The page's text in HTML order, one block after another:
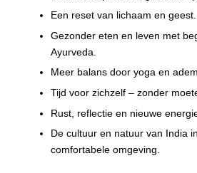
Een reset van lichaam en geest.
Gezonder eten en leven met
Ayurveda.
Meer balans door yoga en
Tijd voor zichzelf – zonder
Rust, reflectie en nieuwe
De cultuur en natuur van India
comfortabele omgeving.